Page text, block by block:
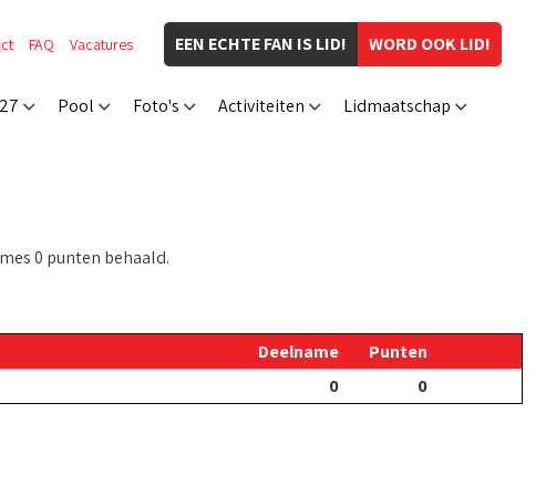
WORD OOK LID!
EEN ECHTE FAN IS LID!
FAQ Vacatures
Pool Foto's Activiteiten Lidmaatschap
0 punten behaald.
Deelname
Punten
0
0